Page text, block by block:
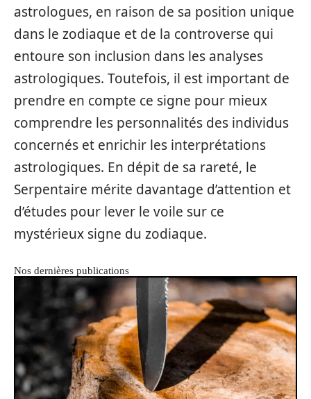
astrologues, en raison de sa position unique
dans le zodiaque et de la controverse qui
entoure son inclusion dans les analyses
astrologiques. Toutefois, il est important de
prendre en compte ce signe pour mieux
comprendre les personnalités des individus
concernés et enrichir les interprétations
astrologiques. En dépit de sa rareté, le
Serpentaire mérite davantage d’attention et
d’études pour lever le voile sur ce
mystérieux signe du zodiaque.
Nos dernières publications